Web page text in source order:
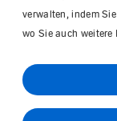
verwalten, indem
wo Sie auch